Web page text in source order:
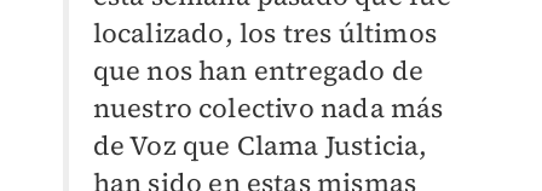
localizado, los tres últimos
que nos han entregado de
nuestro colectivo nada más
de Voz que Clama Justicia,
han sido en estas mismas